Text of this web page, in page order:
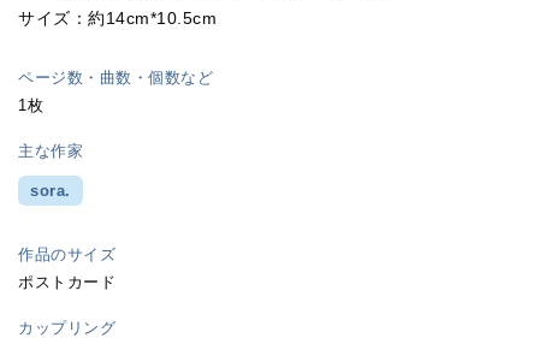
サイズ：約14cm*10.5cm
ページ数・曲数・個数など
1枚
主な作家
sora.
作品のサイズ
ポストカード
カップリング